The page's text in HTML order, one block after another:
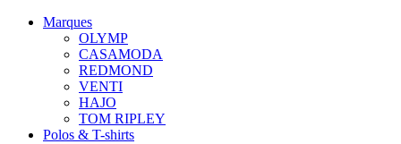
Marques
OLYMP
CASAMODA
REDMOND
VENTI
HAJO
TOM RIPLEY
Polos & T-shirts